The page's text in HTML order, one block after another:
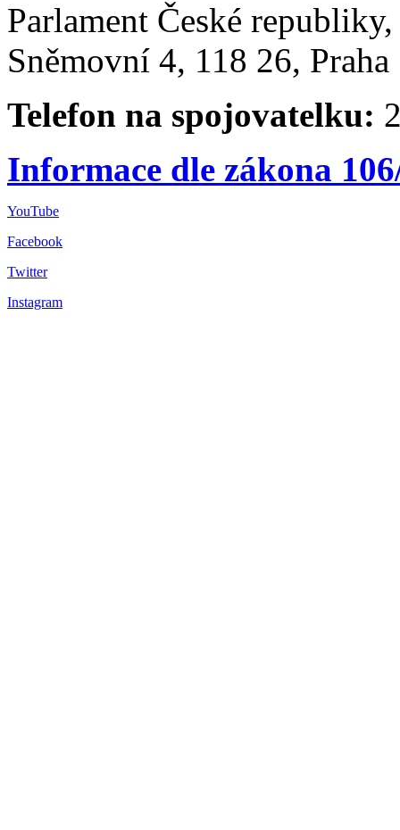
Parlament České
Sněmovní 4, 118 26,
Telefon na spojovatelku:
Informace dle zákona
YouTube
Facebook
Twitter
Instagram